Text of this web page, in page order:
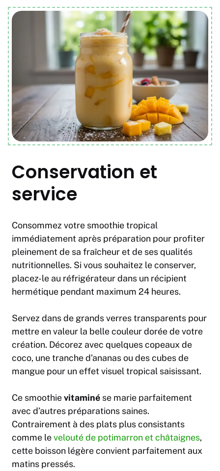
Conservation et
service
Consommez votre smoothie tropical
immédiatement après préparation pour profiter
pleinement de sa fraîcheur et de ses qualités
nutritionnelles. Si vous souhaitez le conserver,
placez-le au réfrigérateur dans un récipient
hermétique pendant maximum 24 heures.
Servez dans de grands verres transparents pour
mettre en valeur la belle couleur dorée de votre
création. Décorez avec quelques copeaux de
coco, une tranche d’ananas ou des cubes de
mangue pour un effet visuel tropical saisissant.
Ce smoothievitaminé se marie parfaitement
avec d’autres préparations saines.
Contrairement à des plats plus consistants
comme levelouté de potimarron et châtaignes,
cette boisson légère convient parfaitement aux
matins pressés.